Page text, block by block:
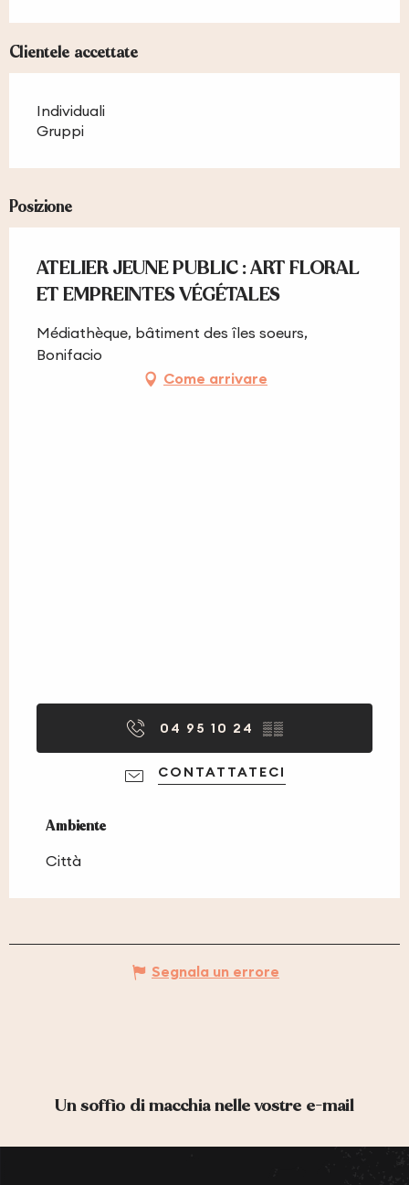
Clientele accettate
Individuali
Gruppi
Posizione
ATELIER JEUNE PUBLIC : ART FLORAL
ET EMPREINTES VÉGÉTALES
Médiathèque, bâtiment des îles soeurs,
Bonifacio
Come arrivare
04 95 10 24 ▒▒
CONTATTATECI
Ambiente
Ambiente
Città
Segnala un errore
Un soffio di macchia nelle vostre e-mail